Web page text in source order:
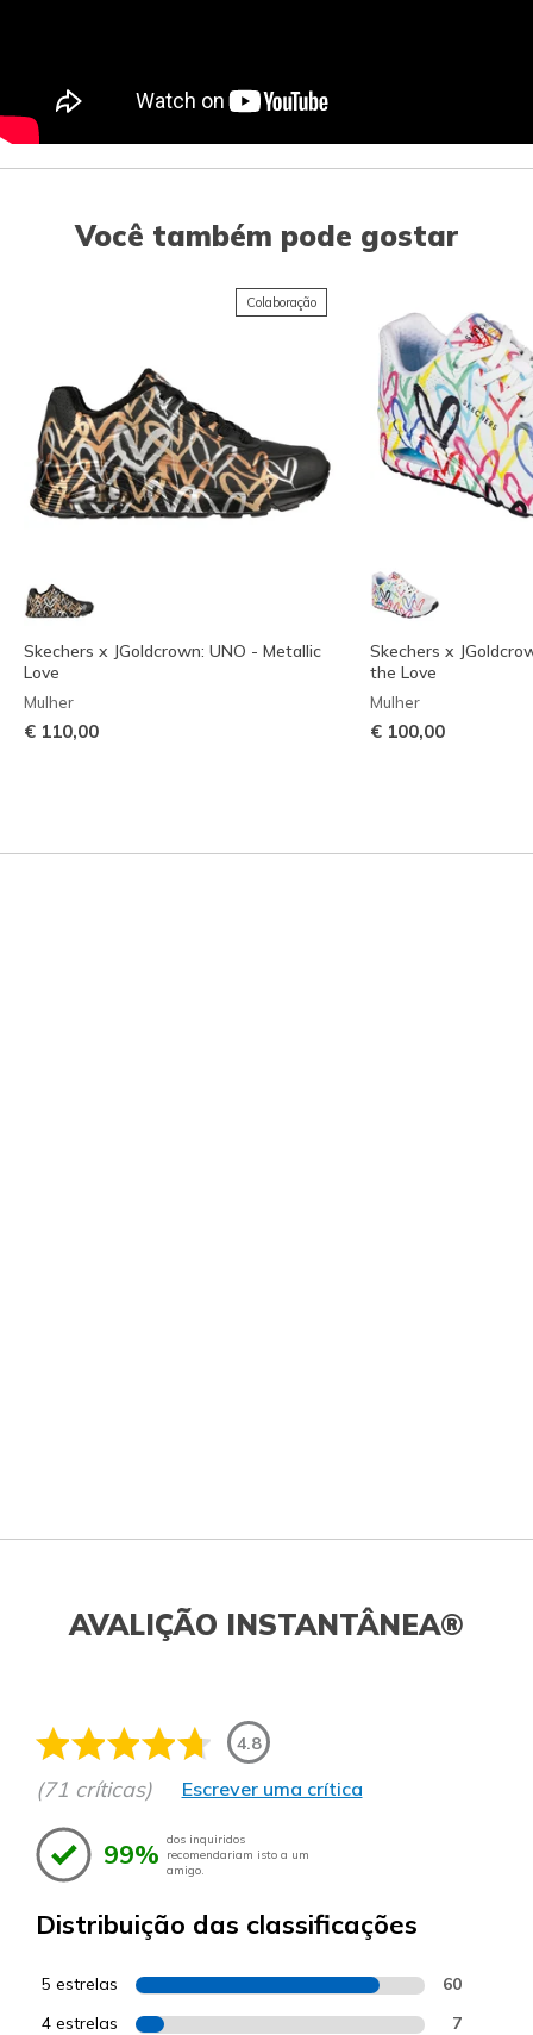
Você também pode gostar
Colaboração
Skechers x JGoldcrown: UNO - Metallic
Love
Mulher
€ 110,00
Skechers x
the Love
Mulher
€ 100,00
AVALIÇÃO INSTANTÂNEA®
4.8
(71 críticas) Escrever uma crítica
99% dos inquiridos
recomendariam isto a um
amigo.
Distribuição das classificações
5 estrelas 60
4 estrelas 7